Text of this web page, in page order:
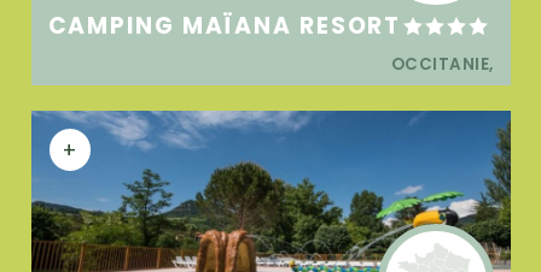
CAMPING MAÏANA RESORT
OCCITANIE,
+